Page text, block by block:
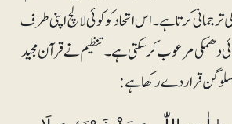
کرتا ہے۔ اس اتحاد کو کوئی لالچ اپنی طرف
دھمکی مرعوب کرسکتی ہے۔ تنظیم نے قرآن مجید
سلوگن قرار دے رکھا ہے: